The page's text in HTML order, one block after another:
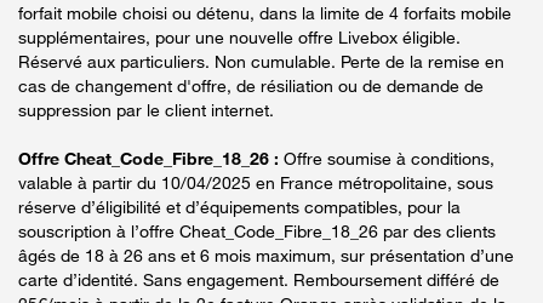
forfait mobile choisi ou détenu, dans la limite de 4 forfaits mobile
supplémentaires, pour une nouvelle offre Livebox éligible.
Réservé aux particuliers. Non cumulable. Perte de la remise en
cas de changement d'offre, de résiliation ou de demande de
suppression par le client internet.
Offre Cheat_Code_Fibre_18_26 : Offre soumise à conditions,
valable à partir du 10/04/2025 en France métropolitaine, sous
réserve d’éligibilité et d’équipements compatibles, pour la
souscription à l’offre Cheat_Code_Fibre_18_26 par des clients
âgés de 18 à 26 ans et 6 mois maximum, sur présentation d’une
carte d’identité. Sans engagement. Remboursement différé de